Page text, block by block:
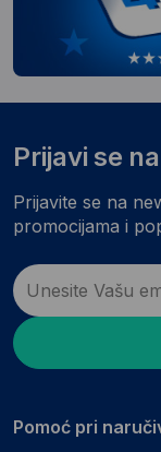
Prijavi se
Prijavite se na
promocijama i
Pomoć pri